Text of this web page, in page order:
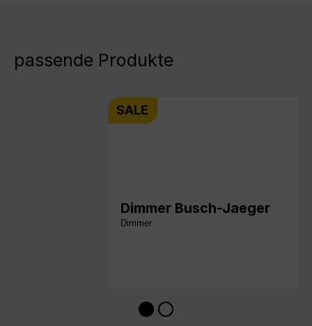
passende Produkte
SALE
Dimmer Busch-Jaeger
Dimmer